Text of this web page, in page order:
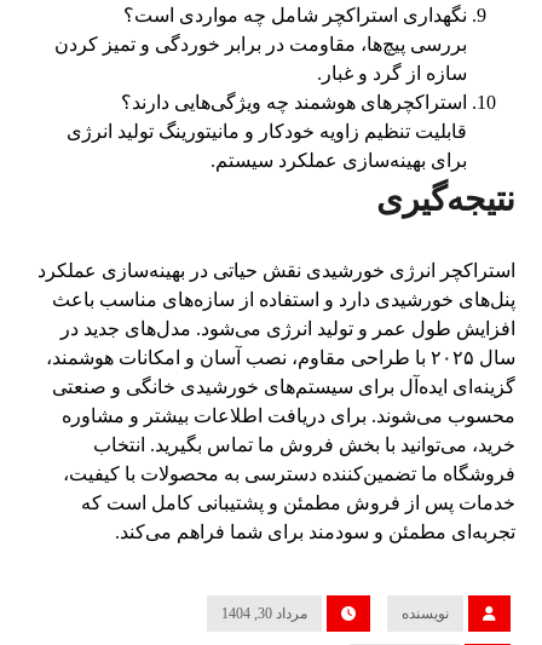
نگهداری استراکچر شامل چه مواردی است؟
بررسی پیچ‌ها، مقاومت در برابر خوردگی و تمیز کردن
سازه از گرد و غبار.
استراکچرهای هوشمند چه ویژگی‌هایی دارند؟
قابلیت تنظیم زاویه خودکار و مانیتورینگ تولید انرژی
برای بهینه‌سازی عملکرد سیستم.
نتیجه‌گیری
استراکچر انرژی خورشیدی نقش حیاتی در بهینه‌سازی عملکرد
پنل‌های خورشیدی دارد و استفاده از سازه‌های مناسب باعث
افزایش طول عمر و تولید انرژی می‌شود. مدل‌های جدید در
سال ۲۰۲۵ با طراحی مقاوم، نصب آسان و امکانات هوشمند،
گزینه‌ای ایده‌آل برای سیستم‌های خورشیدی خانگی و صنعتی
محسوب می‌شوند. برای دریافت اطلاعات بیشتر و مشاوره
خرید، می‌توانید با بخش فروش ما تماس بگیرید. انتخاب
فروشگاه ما تضمین‌کننده دسترسی به محصولات با کیفیت،
خدمات پس از فروش مطمئن و پشتیبانی کامل است که
تجربه‌ای مطمئن و سودمند برای شما فراهم می‌کند.
نویسنده مرداد 30, 1404